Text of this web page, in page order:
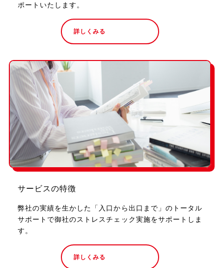
ポートいたします。
詳しくみる
サービスの特徴
弊社の実績を生かした「入口から出口まで」のトータル
サポートで御社のストレスチェック実施をサポートしま
す。
詳しくみる